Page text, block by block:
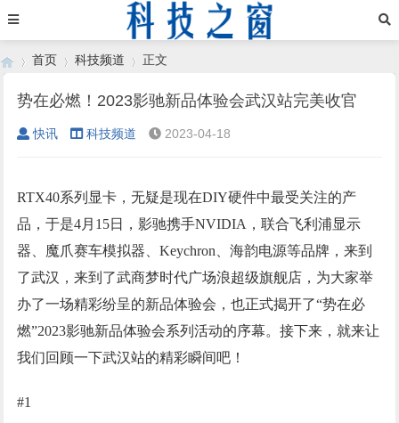
›
首页
›
科技频道
›
正文
势在必燃！2023影驰新品体验会武汉站完美收官
快讯 科技频道 2023-04-18
RTX40系列显卡，无疑是现在DIY硬件中最受关注的产
品，于是4月15日，影驰携手NVIDIA，联合飞利浦显示
器、魔爪赛车模拟器、Keychron、海韵电源等品牌，来到
了武汉，来到了武商梦时代广场浪超级旗舰店，为大家举
办了一场精彩纷呈的新品体验会，也正式揭开了“势在必
燃”2023影驰新品体验会系列活动的序幕。接下来，就来让
我们回顾一下武汉站的精彩瞬间吧！
#1